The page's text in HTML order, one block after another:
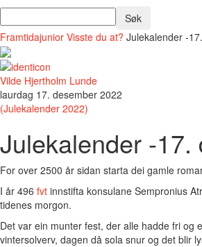
Framtidajunior Visste du at? Julekalender -
Vilde Hjertholm Lunde
laurdag 17. desember 2022
(Julekalender 2022)
Julekalender -17.
For over 2500 år sidan starta dei gamle
I år 496 fvt innstifta konsulane Sempronius
tidenes morgon.
Det var ein munter fest, der alle hadde fri og
vintersolverv, dagen då sola snur og det blir